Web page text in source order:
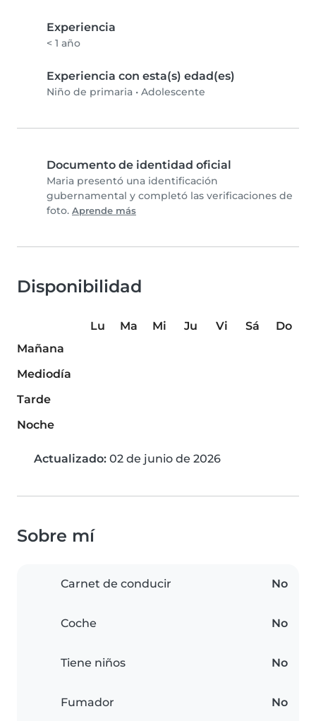
Experiencia
< 1 año
Experiencia con esta(s) edad(es)
Niño de primaria • Adolescente
Documento de identidad oficial
Maria presentó una identificación
gubernamental y completó las verificaciones de
foto. Aprende más
Disponibilidad
Lu Ma Mi Ju Vi Sá
Do
Mañana
Mediodía
Tarde
Noche
Actualizado: 02 de junio de 2026
Sobre mí
Carnet de conducir No
Coche No
Tiene niños No
Fumador No